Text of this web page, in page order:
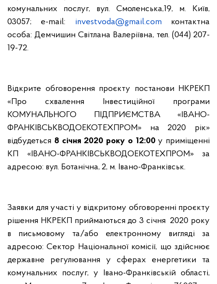
комунальних послуг, вул. Смоленська,19, м. Київ,
03057; e-mail: investvoda@gmail.com контактна
особа: Демчишин Світлана Валеріївна, тел. (044) 207-
19-72.
Відкрите обговорення проєкту постанови НКРЕКП
«Про схвалення Інвестиційної програми
КОМУНАЛЬНОГО ПІДПРИЄМСТВА «ІВАНО-
ФРАНКІВСЬКВОДОЕКОТЕХПРОМ» на 2020 рік»
відбудеться 8 січня 2020 року о 12:00у приміщенні
КП «ІВАНО-ФРАНКІВСЬКВОДОЕКОТЕХПРОМ» за
адресою: вул. Ботанічна, 2, м. Івано-Франківськ.
Заявки для участі у відкритому обговоренні проєкту
рішення НКРЕКП приймаються до 3 січня 2020 року
в письмовому та/або електронному вигляді за
адресою: Сектор Національної комісії, що здійснює
державне регулювання у сферах енергетики та
комунальних послуг, у Івано-Франківській області,